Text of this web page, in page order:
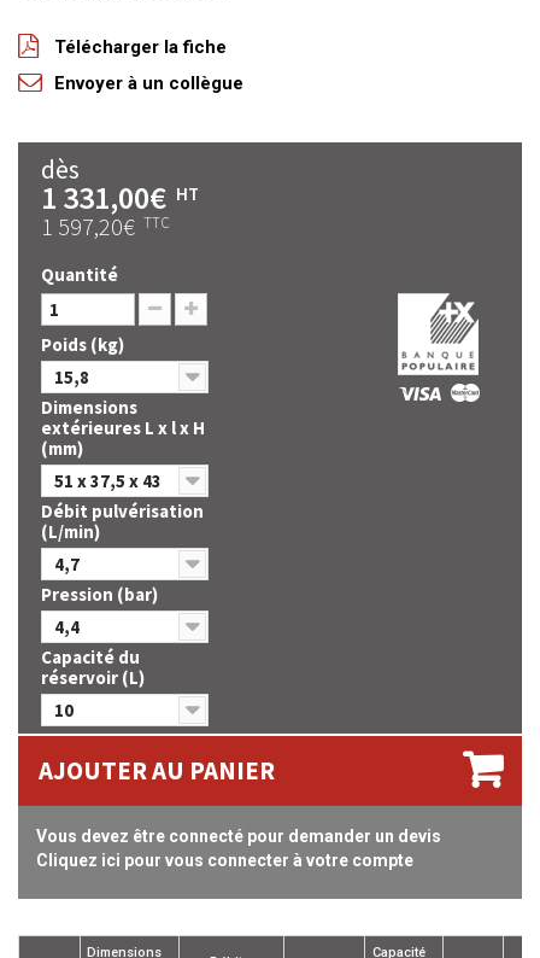
Télécharger la fiche
Envoyer à un collègue
dès
1 331,00€ HT
1 597,20€ TTC
Quantité
Poids (kg)
15,8
Dimensions
extérieures L x l x H
(mm)
51 x 37,5 x 43
Débit pulvérisation
(L/min)
4,7
Pression (bar)
4,4
Capacité du
réservoir (L)
10
AJOUTER AU PANIER
Vous devez être connecté pour demander un devis
Cliquez ici pour vous connecter à votre compte
Dimensions Capacité